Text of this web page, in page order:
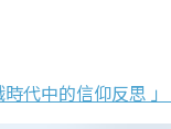
代中的信仰反思 」